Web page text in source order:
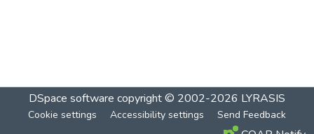
DSpace software copyright © 2002-2026 LYRASIS
Cookie settings Accessibility settings Send Feedback